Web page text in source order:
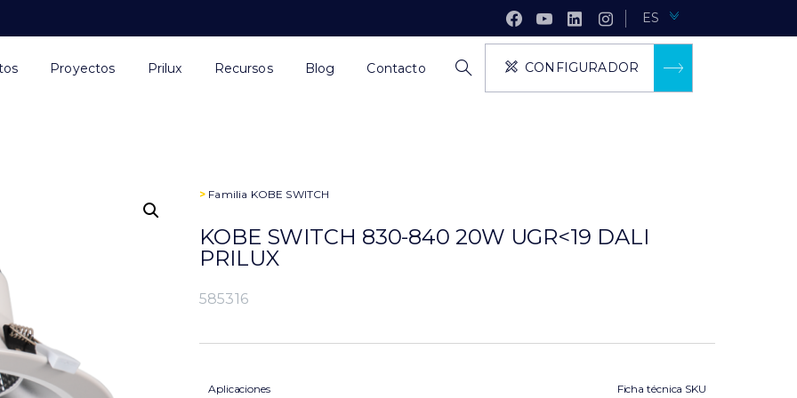
ES
Proyectos Prilux Recursos Blog Contacto CONFIGURADOR
> Familia KOBE SWITCH
KOBE SWITCH 830-840 20W UGR<19 DALI
PRILUX
585316
Aplicaciones Ficha técnica SKU